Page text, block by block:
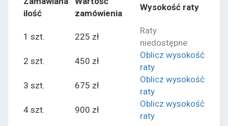
ilość
zamówienia
Wysokość raty
1 szt. 225 zł
Raty
niedostępne
2 szt.
450 zł
Oblicz wysokość
raty
3 szt.
675 zł
Oblicz wysokość
raty
4 szt.
900 zł
Oblicz wysokość
raty